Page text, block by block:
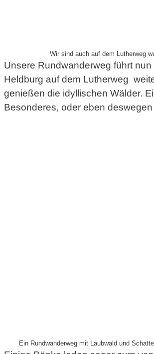
Wir sind auch auf dem Lutherweg
Unsere Rundwanderweg führt nun
Heldburg auf dem Lutherweg
genießen die idyllischen Wälder.
Besonderes, oder eben
Ein Rundwanderweg mit Laubwald und